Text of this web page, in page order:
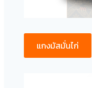
แกงมัสมั่นไก่